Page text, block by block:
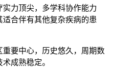
实力顶尖，多学科协作能力
适合伴有其他复杂疾病的患
重要中心，历史悠久，周期数
成熟稳定。